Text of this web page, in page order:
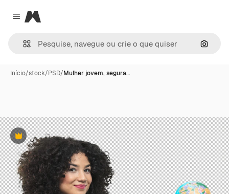
Close menu
Magnific
Início/stock/PSD/Mulher jovem, segura…
Premium